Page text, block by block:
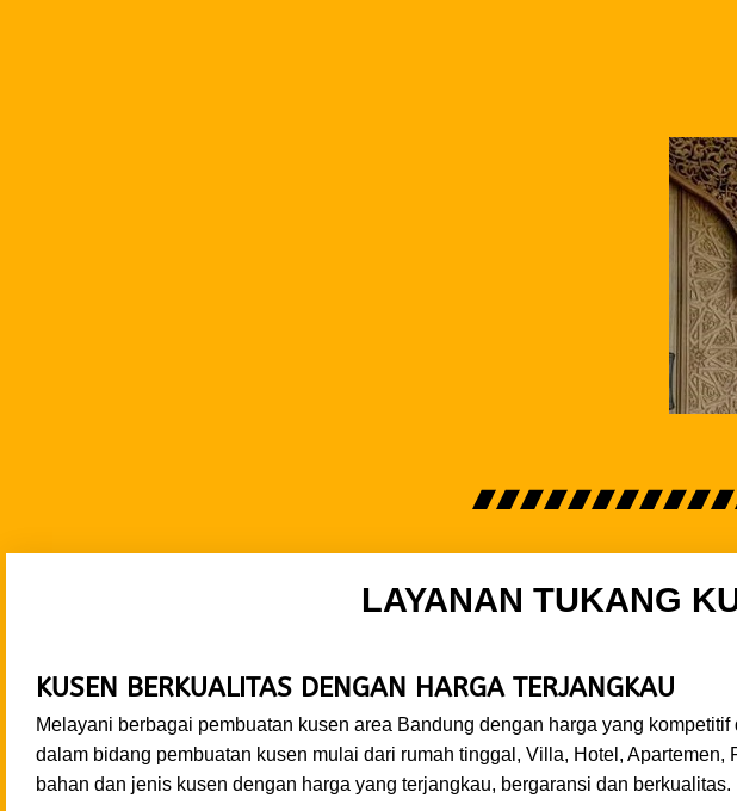
KUSEN BERKUALITAS DENGAN HARGA TERJANGKAU
Melayani berbagai pembuatan kusen area Bandung dengan harga yang
dalam bidang pembuatan kusen mulai dari rumah tinggal, Villa, Hotel,
JENIS KUSEN
KusenPintu Kayu
KusenVinyl